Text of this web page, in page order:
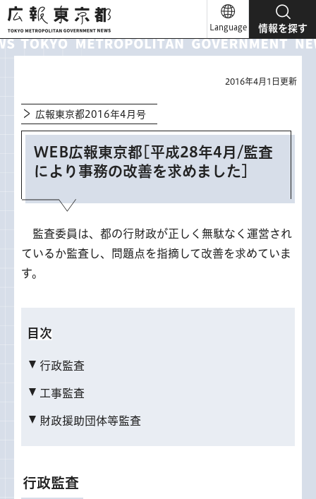
広報東京都
Language 情報を探す
2016年4月1日更新
広報東京都2016年4月号
WEB広報東京都[平成28年4月/監査
により事務の改善を求めました]
監査委員は、都の行財政が正しく無駄なく運営され
ているか監査し、問題点を指摘して改善を求めていま
す。
目次
行政監査
工事監査
財政援助団体等監査
行政監査